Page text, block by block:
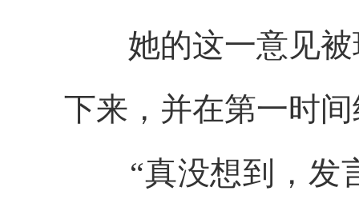
她的这一意见被
下来，并在第一时
“真没想到，发言